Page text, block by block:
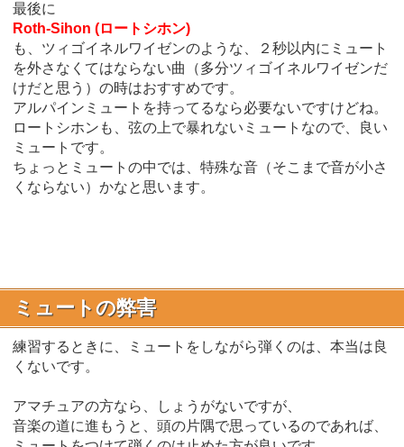
最後に
Roth-Sihon (ロートシホン)
も、ツィゴイネルワイゼンのような、２秒以内にミュート
を外さなくてはならない曲（多分ツィゴイネルワイゼンだ
けだと思う）の時はおすすめです。
アルパインミュートを持ってるなら必要ないですけどね。
ロートシホンも、弦の上で暴れないミュートなので、良い
ミュートです。
ちょっとミュートの中では、特殊な音（そこまで音が小さ
くならない）かなと思います。
ミュートの弊害
練習するときに、ミュートをしながら弾くのは、本当は良
くないです。
アマチュアの方なら、しょうがないですが、
音楽の道に進もうと、頭の片隅で思っているのであれば、